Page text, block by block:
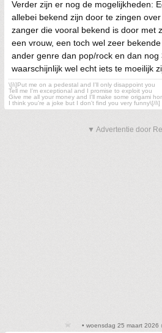
Verder zijn er nog de mogelijkheden:
allebei bekend zijn door te zingen
zanger die vooral bekend is door met
een vrouw, een toch wel zeer
ander genre dan pop/rock en dan nog
waarschijnlijk wel echt iets te moeilijk
\[i\]Put me on a pedestal and I'll only disappoint you
Tell me I'm exceptional and I promise to exploit you
Give me all your money and I'll make some origami
I think you're a joke but I don't find you very funny\[/i\]
▼ Advertentie door
• woensdag 25 maart 2026